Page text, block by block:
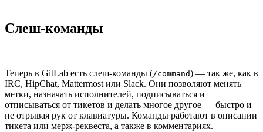
Слеш-команды
Теперь в GitLab есть слеш-команды (/command) — так же, как в
IRC, HipChat, Mattermost или Slack. Они позволяют менять
метки, назначать исполнителей, подписываться и
отписываться от тикетов и делать многое другое — быстро и
не отрывая рук от клавиатуры. Команды работают в описании
тикета или мерж-реквеста, а также в комментариях.